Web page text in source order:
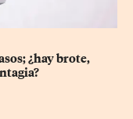
¿hay brote,